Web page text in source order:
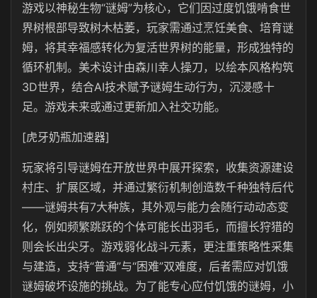
游戏以神秘生物“谜姆”为核心，它们因过度饥饿啃食世
界树根部导致树木枯萎，玩家需通过烹饪美食、培育谜
姆，将其幸福感转化为复活世界树的能量，形成独特的
循环机制。美术设计由森川幸人操刀，以绘本风格构筑
3D世界，结合AI技术赋予谜姆生动行为，沉浸感十
足。游戏未来或通过更新加入社交功能。
[虎牙奶瓶加速器]
玩家将引导谜姆在开放世界中展开探索，收集资源建设
村庄、扩展区域，并通过繁衍机制创造数千种独特后代
——谜姆共有7大种族，其外观与能力会随行动动态变
化，例如频繁跳跃的个体可能长出羽毛，而擅长狩猎的
则会长出尖牙。游戏弱化战斗元素，更注重策略性采集
与建造，支持“普通”与“困难”双难度，后者需应对饥饿
谜姆破坏设施的挑战。为了能专心应付饥饿的谜姆，小